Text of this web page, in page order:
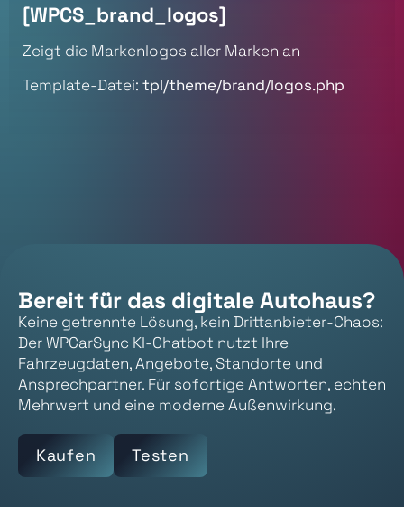
[WPCS_brand_logos]
Zeigt die Markenlogos aller Marken an
Template-Datei: tpl/theme/brand/logos.php
Bereit für das digitale Autohaus?
Keine getrennte Lösung, kein Drittanbieter-Chaos:
Der WPCarSync KI-Chatbot nutzt Ihre
Fahrzeugdaten, Angebote, Standorte und
Ansprechpartner. Für sofortige Antworten, echten
Mehrwert und eine moderne Außenwirkung.
Kaufen Testen